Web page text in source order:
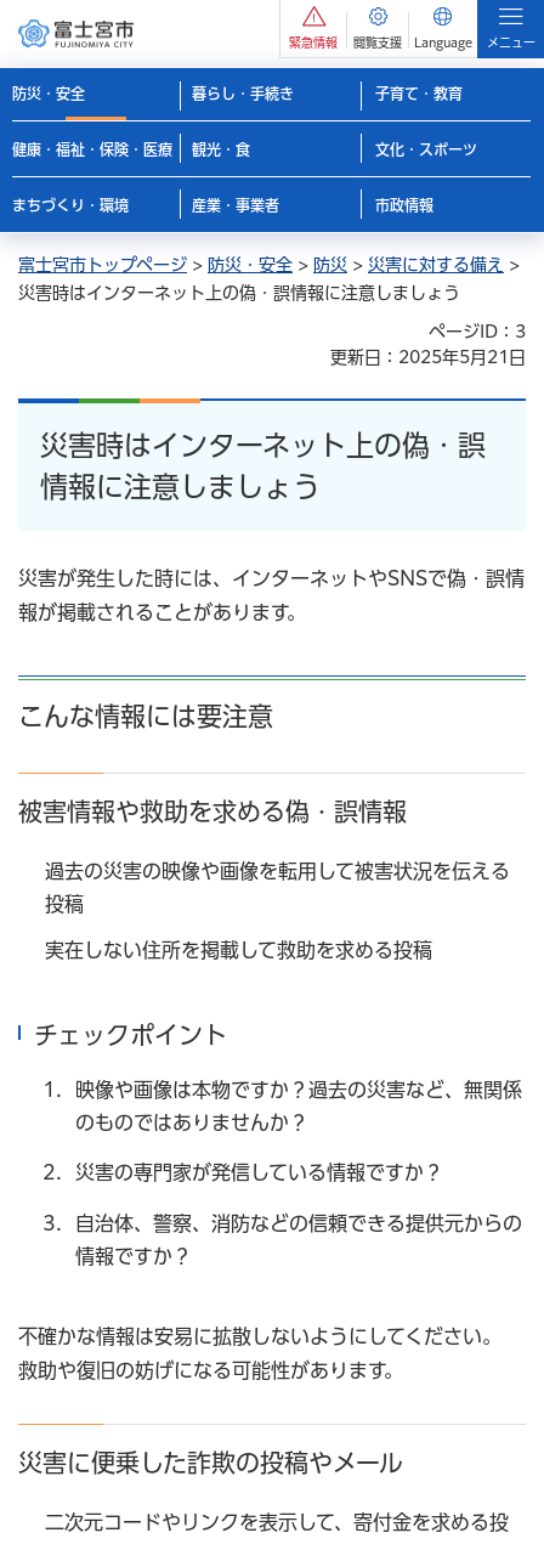
緊急情報 閲覧支援 Language メニュー
防災・安全 暮らし・手続き 子育て・教育
健康・福祉・保険・医療 観光・食 文化・スポーツ
まちづくり・環境 産業・事業者 市政情報
富士宮市トップページ > 防災・安全 > 防災 > 災害に対する備え >
災害時はインターネット上の偽・誤情報に注意しましょう
ページID：3
更新日：2025年5月21日
災害時はインターネット上の偽・誤
情報に注意しましょう
災害が発生した時には、インターネットやSNSで偽・誤情
報が掲載されることがあります。
こんな情報には要注意
被害情報や救助を求める偽・誤情報
過去の災害の映像や画像を転用して被害状況を伝える
投稿
実在しない住所を掲載して救助を求める投稿
チェックポイント
映像や画像は本物ですか？過去の災害など、無関係
のものではありませんか？
災害の専門家が発信している情報ですか？
自治体、警察、消防などの信頼できる提供元からの
情報ですか？
不確かな情報は安易に拡散しないようにしてください。
救助や復旧の妨げになる可能性があります。
災害に便乗した詐欺の投稿やメール
二次元コードやリンクを表示して、寄付金を求める投